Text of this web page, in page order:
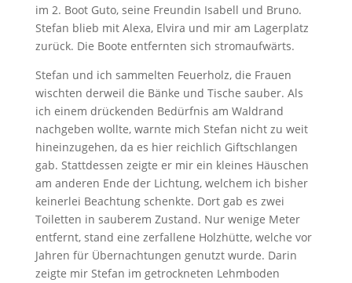
im 2. Boot Guto, seine Freundin Isabell und Bruno.
Stefan blieb mit Alexa, Elvira und mir am Lagerplatz
zurück. Die Boote entfernten sich stromaufwärts.
Stefan und ich sammelten Feuerholz, die Frauen
wischten derweil die Bänke und Tische sauber. Als
ich einem drückenden Bedürfnis am Waldrand
nachgeben wollte, warnte mich Stefan nicht zu weit
hineinzugehen, da es hier reichlich Giftschlangen
gab. Stattdessen zeigte er mir ein kleines Häuschen
am anderen Ende der Lichtung, welchem ich bisher
keinerlei Beachtung schenkte. Dort gab es zwei
Toiletten in sauberem Zustand. Nur wenige Meter
entfernt, stand eine zerfallene Holzhütte, welche vor
Jahren für Übernachtungen genutzt wurde. Darin
zeigte mir Stefan im getrockneten Lehmboden